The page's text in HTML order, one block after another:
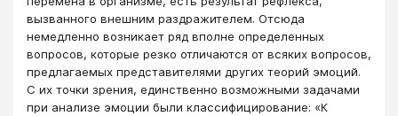
вызванного внешним раздражителем. Отсюда
немедленно возникает ряд вполне определенных
вопросов, которые резко отличаются от всяких вопросов,
предлагаемых представителями других теорий эмоций.
С их точки зрения, единственно возможными задачами
при анализе эмоции были классифицирование: «К